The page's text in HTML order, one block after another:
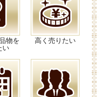
物を
い
高く売りたい